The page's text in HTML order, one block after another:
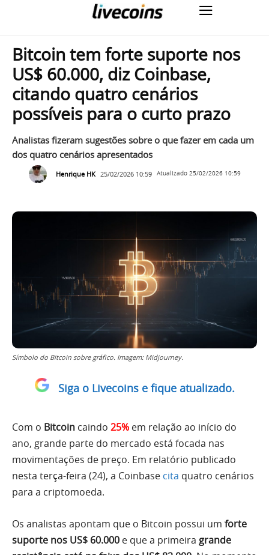
Bitcoin tem forte suporte nos
US$ 60.000, diz Coinbase,
citando quatro cenários
possíveis para o curto prazo
Analistas fizeram sugestões sobre o que fazer em cada um
dos quatro cenários apresentados
Henrique HK 25/02/2026 10:59 Atualizado 25/02/2026 10:59
Símbolo do Bitcoin sobre gráfico. Imagem: Midjourney.
Siga o Livecoins e fique atualizado.
Com o Bitcoin caindo 25% em relação ao início do
ano, grande parte do mercado está focada nas
movimentações de preço. Em relatório publicado
nesta terça-feira (24), a Coinbase cita quatro cenários
para a criptomoeda.
Os analistas apontam que o Bitcoin possui um forte
suporte nos US$ 60.000 e que a primeira grande